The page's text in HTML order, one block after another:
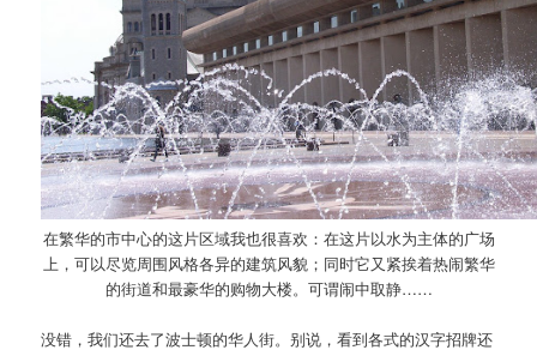
在繁华的市中心的这片区域我也很喜欢：在这片以水为主体的广场
上，可以尽览周围风格各异的建筑风貌；同时它又紧挨着热闹繁华
的街道和最豪华的购物大楼。可谓闹中取静……
没错，我们还去了波士顿的华人街。别说，看到各式的汉字招牌还